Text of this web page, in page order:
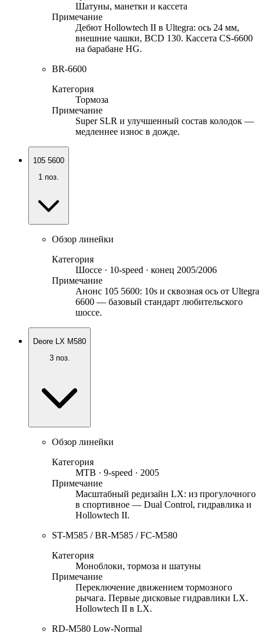
Шатуны, манетки и кассета
Примечание
Дебют Hollowtech II в Ultegra: ось 24 мм,
внешние чашки, BCD 130. Кассета CS-6600
на барабане HG.
BR-6600
Категория
Тормоза
Примечание
Super SLR и улучшенный состав колодок —
медленнее износ в дожде.
105 5600
1 поз.
Обзор линейки
Категория
Шоссе · 10-speed · конец 2005/2006
Примечание
Анонс 105 5600: 10s и сквозная ось от Ultegra
6600 — базовый стандарт любительского
шоссе.
Deore LX M580
3поз.
Обзор линейки
Категория
MTB · 9-speed · 2005
Примечание
Масштабный редизайн LX: из прогулочного
в спортивное — Dual Control, гидравлика и
Hollowtech II.
ST-M585 / BR-M585 / FC-M580
Категория
Моноблоки, тормоза и шатуны
Примечание
Переключение движением тормозного
рычага. Первые дисковые гидравлики LX.
Hollowtech II в LX.
RD-M580 Low-Normal